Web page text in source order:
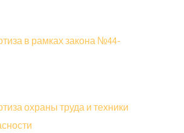
в рамках закона №44-
охраны труда и техники